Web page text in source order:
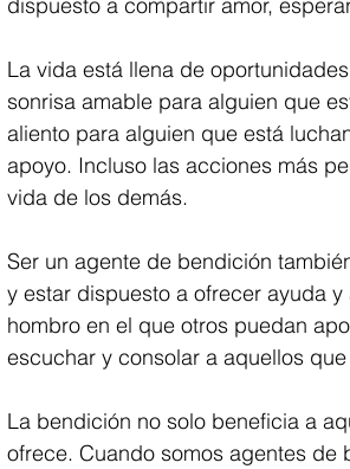
La vida está llena de
sonrisa amable para alguien que
aliento para alguien que está
apoyo. Incluso las acciones más
vida de los demás.
Ser un agente de bendición
y estar dispuesto a ofrecer ayuda
hombro en el que otros puedan
escuchar y consolar a aquellos
La bendición no solo beneficia a
ofrece. Cuando somos agentes